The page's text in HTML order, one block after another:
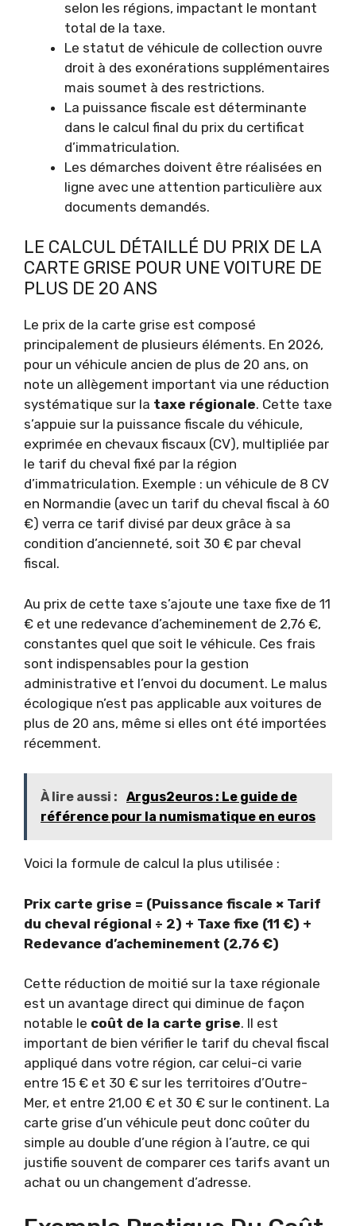
selon les régions, impactant le montant
total de la taxe.
Le statut de véhicule de collection ouvre
droit à des exonérations supplémentaires
mais soumet à des restrictions.
La puissance fiscale est déterminante
dans le calcul final du prix du certificat
d’immatriculation.
Les démarches doivent être réalisées en
ligne avec une attention particulière aux
documents demandés.
LE CALCUL DÉTAILLÉ DU PRIX DE LA
CARTE GRISE POUR UNE VOITURE DE
PLUS DE 20 ANS
Le prix de la carte grise est composé
principalement de plusieurs éléments. En 2026,
pour un véhicule ancien de plus de 20 ans, on
note un allègement important via une réduction
systématique sur la taxe régionale. Cette taxe
s’appuie sur la puissance fiscale du véhicule,
exprimée en chevaux fiscaux (CV), multipliée par
le tarif du cheval fixé par la région
d’immatriculation. Exemple : un véhicule de 8 CV
en Normandie (avec un tarif du cheval fiscal à 60
€) verra ce tarif divisé par deux grâce à sa
condition d’ancienneté, soit 30 € par cheval
fiscal.
Au prix de cette taxe s’ajoute une taxe fixe de 11
€ et une redevance d’acheminement de 2,76 €,
constantes quel que soit le véhicule. Ces frais
sont indispensables pour la gestion
administrative et l’envoi du document. Le malus
écologique n’est pas applicable aux voitures de
plus de 20 ans, même si elles ont été importées
récemment.
À lire aussi :
Argus2euros : Le guide de
référence pour la numismatique en euros
Voici la formule de calcul la plus utilisée :
Prix carte grise = (Puissance fiscale × Tarif
du cheval régional ÷ 2) + Taxe fixe (11 €) +
Redevance d’acheminement (2,76 €)
Cette réduction de moitié sur la taxe régionale
est un avantage direct qui diminue de façon
notable le coût de la carte grise. Il est
important de bien vérifier le tarif du cheval fiscal
appliqué dans votre région, car celui-ci varie
entre 15 € et 30 € sur les territoires d’Outre-
Mer, et entre 21,00 € et 30 € sur le continent. La
carte grise d’un véhicule peut donc coûter du
simple au double d’une région à l’autre, ce qui
justifie souvent de comparer ces tarifs avant un
achat ou un changement d’adresse.